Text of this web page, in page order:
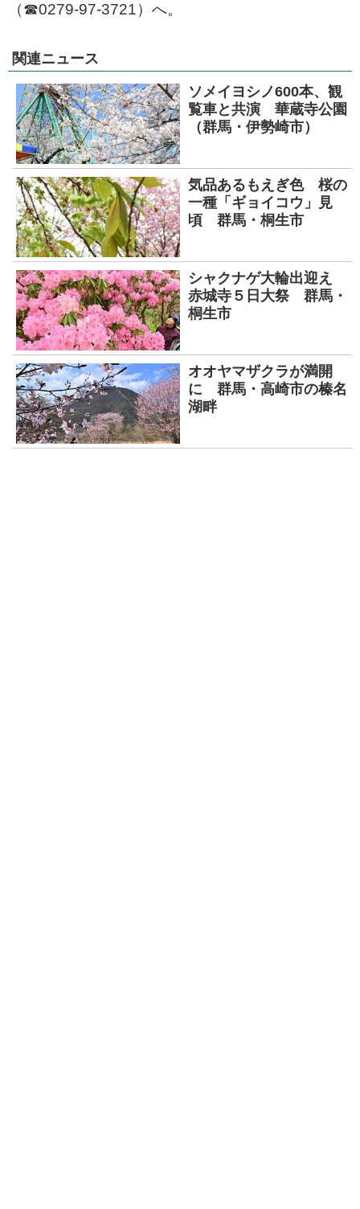
（☎0279-97-3721）へ。
関連ニュース
ソメイヨシノ600本、観
覧車と共演 華蔵寺公園
（群馬・伊勢崎市）
気品あるもえぎ色 桜の
一種「ギョイコウ」見
頃 群馬・桐生市
シャクナゲ大輪出迎え
赤城寺５日大祭 群馬・
桐生市
オオヤマザクラが満開
に 群馬・高崎市の榛名
湖畔